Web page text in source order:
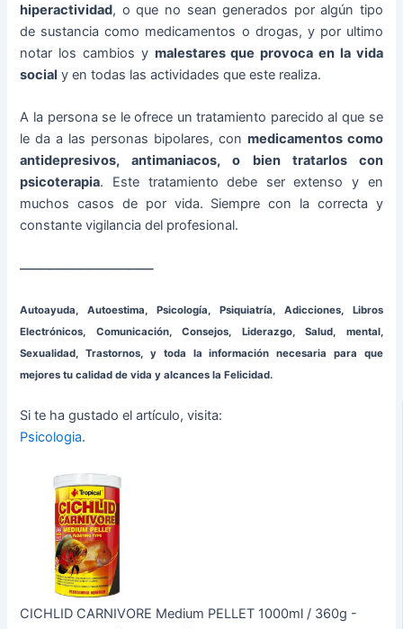
hiperactividad, o que no sean generados por algún tipo
de sustancia como medicamentos o drogas, y por ultimo
notar los cambios y malestares que provoca en la vida
social y en todas las actividades que este realiza.
A la persona se le ofrece un tratamiento parecido al que se
le da a las personas bipolares, con medicamentos como
antidepresivos, antimaniacos, o bien tratarlos con
psicoterapia. Este tratamiento debe ser extenso y en
muchos casos de por vida. Siempre con la correcta y
constante vigilancia del profesional.
—————————————–
Autoayuda, Autoestima, Psicología, Psiquiatría, Adicciones, Libros
Electrónicos, Comunicación, Consejos, Liderazgo, Salud, mental,
Sexualidad, Trastornos, y toda la información necesaria para que
mejores tu calidad de vida y alcances la Felicidad.
Si te ha gustado el artículo, visita:
Psicologia.
CICHLID CARNIVORE Medium PELLET 1000ml / 360g -